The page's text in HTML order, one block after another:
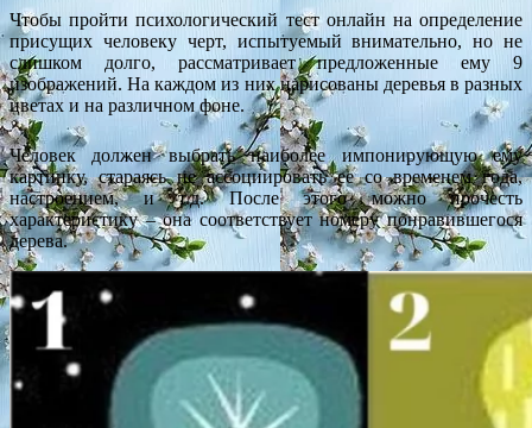
Чтобы пройти психологический тест онлайн на определение
присущих человеку черт, испытуемый внимательно, но не
слишком долго, рассматривает предложенные ему 9
изображений. На каждом из них нарисованы деревья в разных
цветах и на различном фоне.
Человек должен выбрать наиболее импонирующую ему
картинку, стараясь не ассоциировать ее со временем года,
настроением, и т.д. После этого можно прочесть
характеристику – она соответствует номеру понравившегося
дерева.